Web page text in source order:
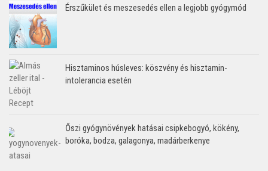
Érszűkület és meszesedés ellen a legjobb gyógymód
Hisztaminos húsleves: köszvény és hisztamin-
intolerancia esetén
Őszi gyógynövények hatásai csipkebogyó, kökény,
boróka, bodza, galagonya, madárberkenye